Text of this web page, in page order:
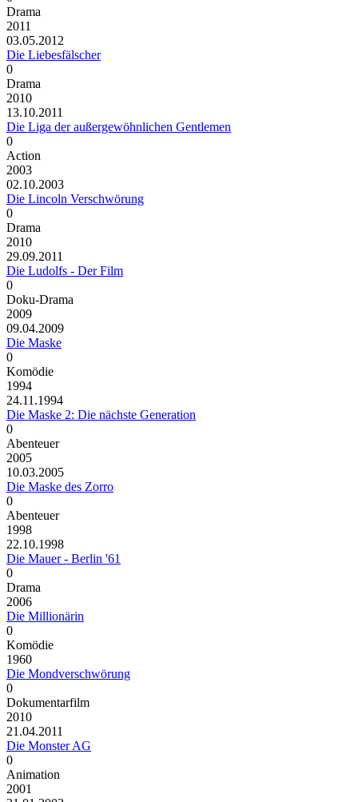
Drama
2011
03.05.2012
Die Liebesfälscher
0
Drama
2010
13.10.2011
Die Liga der außergewöhnlichen Gentlemen
0
Action
2003
02.10.2003
Die Lincoln Verschwörung
0
Drama
2010
29.09.2011
Die Ludolfs - Der Film
0
Doku-Drama
2009
09.04.2009
Die Maske
0
Komödie
1994
24.11.1994
Die Maske 2: Die nächste Generation
0
Abenteuer
2005
10.03.2005
Die Maske des Zorro
0
Abenteuer
1998
22.10.1998
Die Mauer - Berlin '61
0
Drama
2006
Die Millionärin
0
Komödie
1960
Die Mondverschwörung
0
Dokumentarfilm
2010
21.04.2011
Die Monster AG
0
Animation
2001